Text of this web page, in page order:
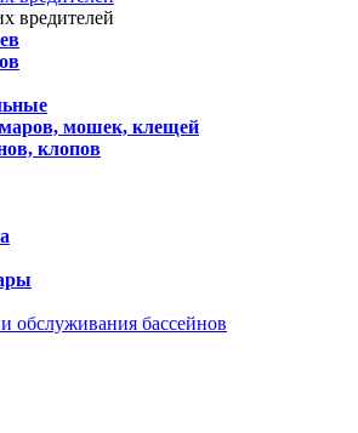
вредителей
мошек, клещей
клопов
обслуживания бассейнов